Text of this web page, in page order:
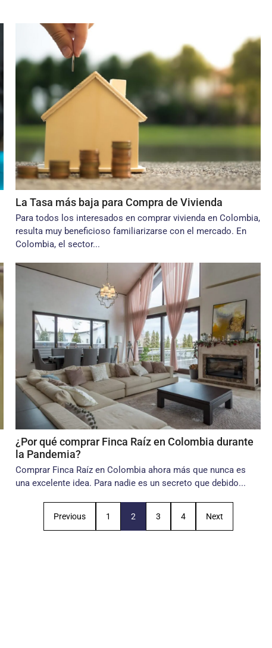
La Tasa más baja para Compra de Vivienda
Para todos los interesados en comprar vivienda en Colombia,
resulta muy beneficioso familiarizarse con el mercado. En
Colombia, el sector...
¿Por qué comprar Finca Raíz en Colombia durante
la Pandemia?
Comprar Finca Raíz en Colombia ahora más que nunca es
una excelente idea. Para nadie es un secreto que debido...
Previous 1 2 3 4 Next